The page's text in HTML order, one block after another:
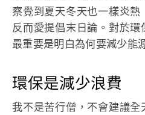
察覺到夏天冬天也一樣炎
反而愛提倡末日論。對於環
最重要是明白為何要減少能
環保是減少浪費
我不是苦行僧，不會建議